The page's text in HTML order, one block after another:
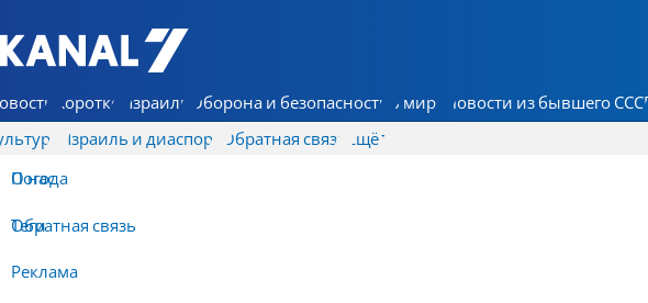
7 КАНАЛ - Аруц Шева
Коротко Израиль Оборона и безопасность В мире Новости из бывшего СССР
Израиль и диаспора Обратная связь
О нас
Обратная связь
Реклама
Ещё
Погода
Теги